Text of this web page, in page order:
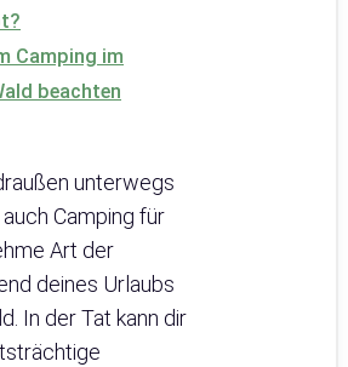
Camping im
beachten
unterwegs
Camping für
Art der
deines Urlaubs
In der Tat kann dir